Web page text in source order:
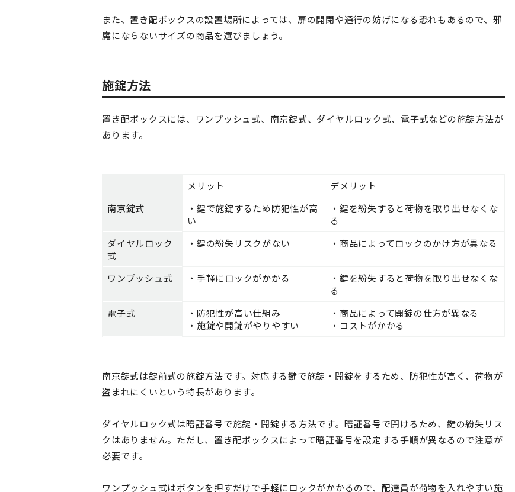
また、置き配ボックスの設置場所によっては、扉の開閉や通行の妨げになる恐れもあるので、邪
魔にならないサイズの商品を選びましょう。
施錠方法
置き配ボックスには、ワンプッシュ式、南京錠式、ダイヤルロック式、電子式などの施錠方法が
あります。
メリット
デメリット
南京錠式
・鍵で施錠するため防犯性が高
い
・鍵を紛失すると荷物を取り出せなくな
る
ダイヤルロック
式
・鍵の紛失リスクがない ・商品によってロックのかけ方が異なる
ワンプッシュ式 ・手軽にロックがかかる
・鍵を紛失すると荷物を取り出せなくな
る
電子式
・防犯性が高い仕組み
・施錠や開錠がやりやすい
・商品によって開錠の仕方が異なる
・コストがかかる
南京錠式は錠前式の施錠方法です。対応する鍵で施錠・開錠をするため、防犯性が高く、荷物が
盗まれにくいという特長があります。
ダイヤルロック式は暗証番号で施錠・開錠する方法です。暗証番号で開けるため、鍵の紛失リス
クはありません。ただし、置き配ボックスによって暗証番号を設定する手順が異なるので注意が
必要です。
ワンプッシュ式はボタンを押すだけで手軽にロックがかかるので、配達員が荷物を入れやすい施